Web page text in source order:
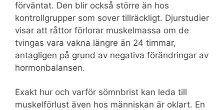
förväntat. Den blir också större än hos
kontrollgrupper som sover tillräckligt. Djurstudier
visar att råttor förlorar muskelmassa om de
tvingas vara vakna längre än 24 timmar,
antagligen på grund av negativa förändringar av
hormonbalansen.
Exakt hur och varför sömnbrist kan leda till
muskelförlust även hos människan är oklart. En